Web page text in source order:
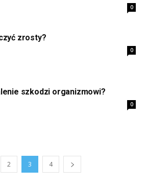
0
zrosty?
0
szkodzi organizmowi?
0
2 3 4